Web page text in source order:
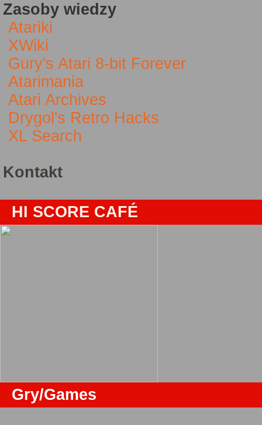
Zasoby wiedzy
Atariki
XWiki
Gury's Atari 8-bit Forever
Atarimania
Atari Archives
Drygol's Retro Hacks
XL Search
Kontakt
HI SCORE CAFÉ
Gry/Games